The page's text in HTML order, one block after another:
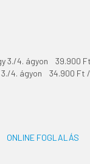
3./4. ágyon 39.900
3./4. ágyon 34.900 Ft
ONLINE FOGLALÁS